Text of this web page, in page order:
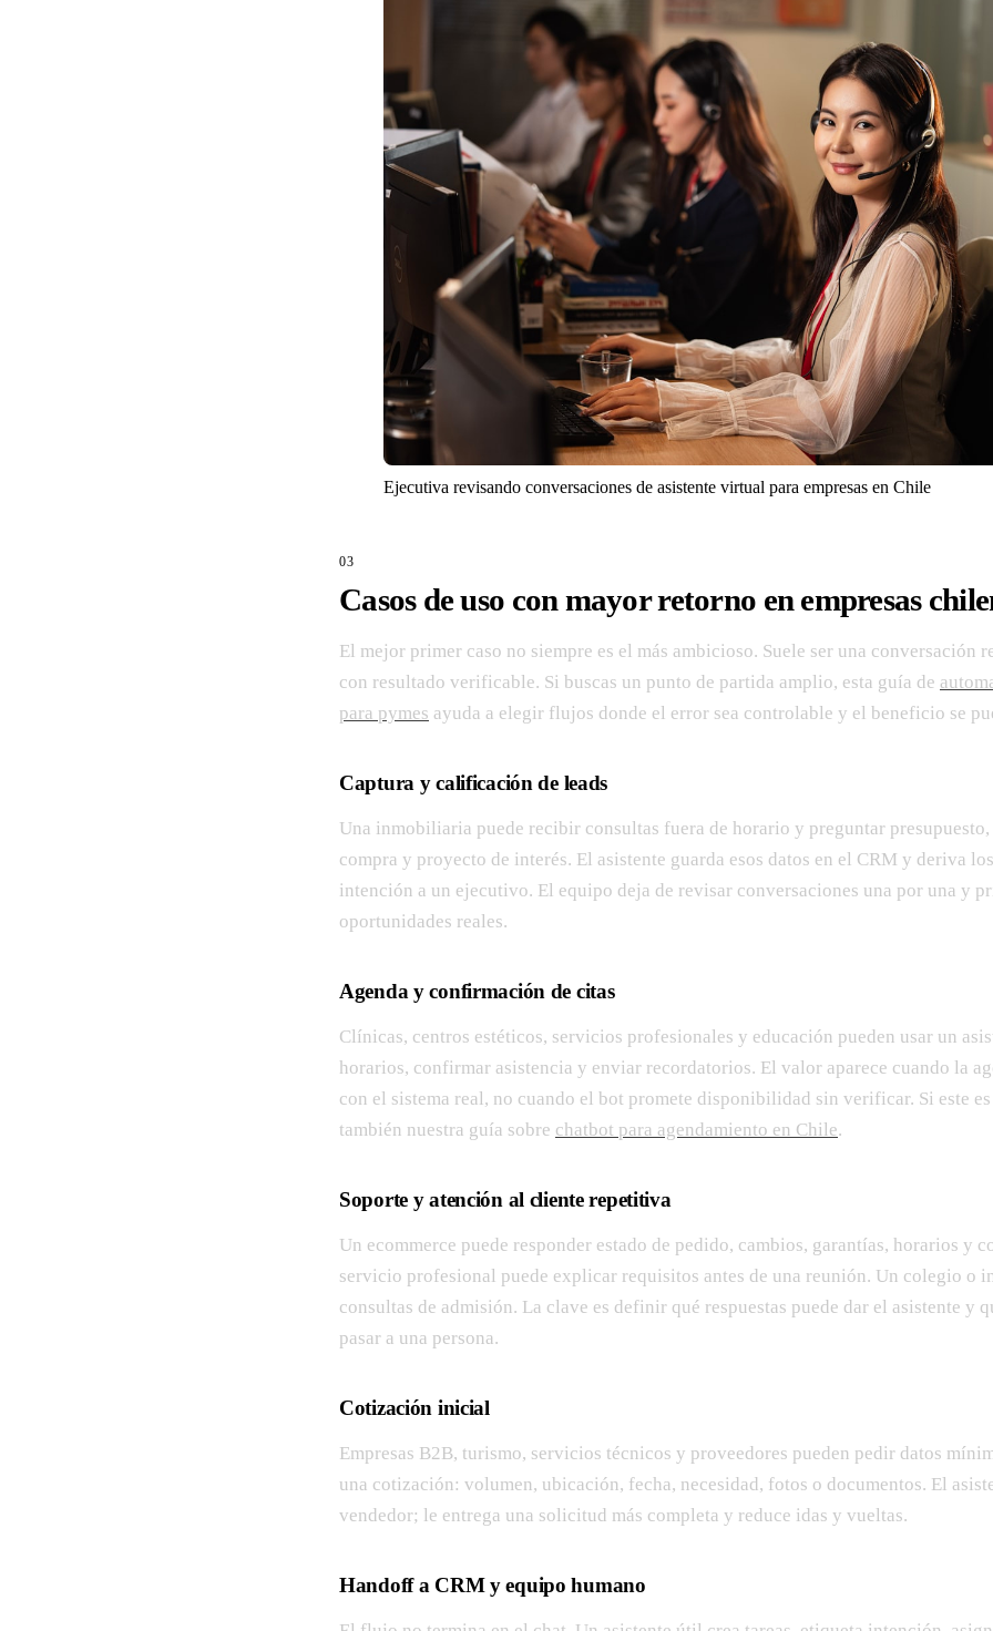
Ejecutiva revisando conversaciones de asistente virtual para empresas en Chile
Casos de uso con mayor retorno en empresas
El mejor primer caso no siempre es el más ambicioso. Suele ser una conversación
con resultado verificable. Si buscas un punto de partida amplio, esta guía de
para pymes ayuda a elegir flujos donde el error sea controlable y el beneficio se
Captura y calificación de leads
Una inmobiliaria puede recibir consultas fuera de horario y preguntar
compra y proyecto de interés. El asistente guarda esos datos en el CRM y deriva
intención a un ejecutivo. El equipo deja de revisar conversaciones una por una y
oportunidades reales.
Agenda y confirmación de citas
Clínicas, centros estéticos, servicios profesionales y educación pueden usar un
horarios, confirmar asistencia y enviar recordatorios. El valor aparece cuando la
con el sistema real, no cuando el bot promete disponibilidad sin verificar. Si este
también nuestra guía sobre chatbot para agendamiento en Chile.
Soporte y atención al cliente repetitiva
Un ecommerce puede responder estado de pedido, cambios, garantías, horarios y
servicio profesional puede explicar requisitos antes de una reunión. Un colegio o
consultas de admisión. La clave es definir qué respuestas puede dar el asistente y
pasar a una persona.
Cotización inicial
Empresas B2B, turismo, servicios técnicos y proveedores pueden pedir datos
una cotización: volumen, ubicación, fecha, necesidad, fotos o documentos. El
vendedor; le entrega una solicitud más completa y reduce idas y vueltas.
Handoff a CRM y equipo humano